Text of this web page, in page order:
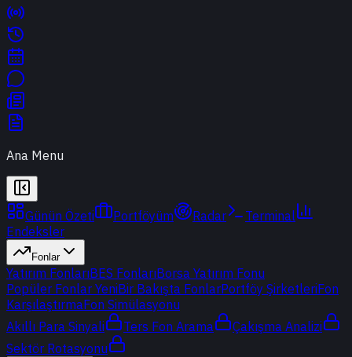
Ana Menu
Günün Özeti Portföyüm Radar
Terminal
Endeksler
Fonlar
Yatırım FonlarıBES FonlarıBorsa Yatırım Fonu
Popüler Fonlar YeniBir Bakışta FonlarPortföy ŞirketleriFon
KarşılaştırmaFon Simülasyonu
Akıllı Para Sinyali
Ters Fon Arama
Çakışma Analizi
Sektör Rotasyonu